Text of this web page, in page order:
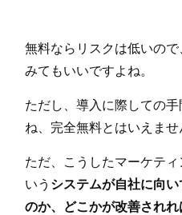
無料ならリスクは低いの
みてもいいですよね。
ただし、導入に際しての
ね、完全無料とはいえませ
ただ、こうしたマーケテ
いう システムが自社に向
のか、どこかが改善されれ